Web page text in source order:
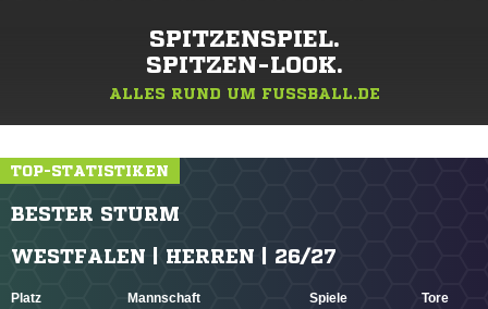
SPITZENSPIEL.
SPITZEN-LOOK.
ALLES RUND UM FUSSBALL.DE
TOP-STATISTIKEN
BESTER STURM
WESTFALEN | HERREN | 26/27
Platz Mannschaft Spiele Tore